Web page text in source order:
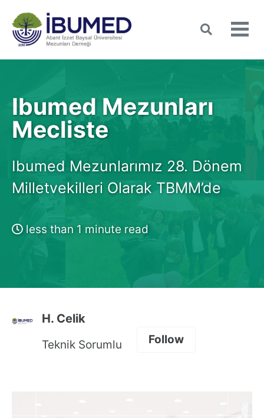
Skip
primary
navigation
Skip
content
Skip
footer
Toggle
Ibumed Mezunları
Mecliste
Ibumed Mezunlarımız 28. Dönem
Milletvekilleri Olarak TBMM’de
less than 1 minute read
H. Celik
Teknik Sorumlu Follow